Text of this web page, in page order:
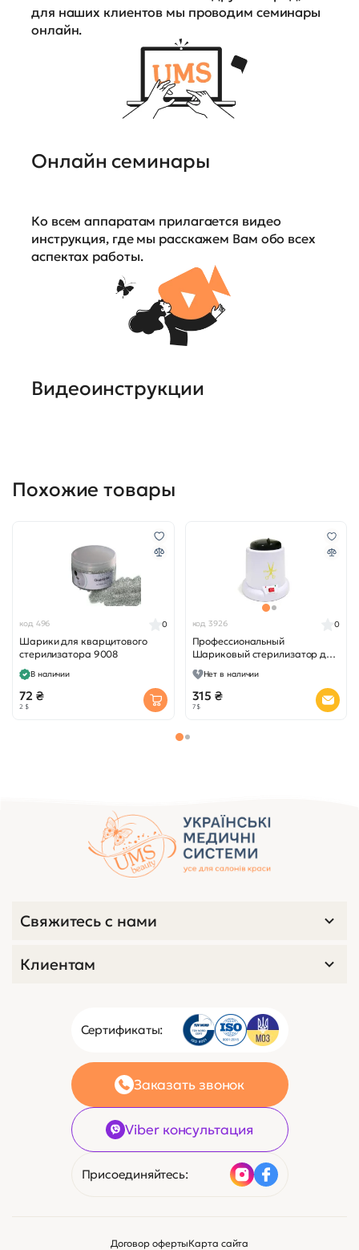
для наших клиентов мы проводим семинары
онлайн.
Онлайн семинары
Ко всем аппаратам прилагается видео
инструкция, где мы расскажем Вам обо всех
аспектах работы.
Видеоинструкции
Похожие товары
код 496
Шарики для кварцитового
стерилизатора 9008
0
В наличии
72 ₴
2 $
код 3926
Профессиональный
Шариковый стерилизатор для
инструмента YM-9008+
0
Нет в наличии
315 ₴
7 $
Сертификаты:
Заказать звонок
Viber консультация
Присоединяйтесь:
Свяжитесь с нами
Клиентам
Договор офертыКарта сайта